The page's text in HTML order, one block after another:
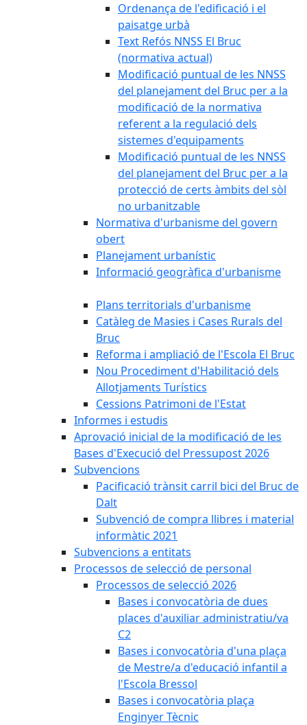
Ordenança de l'edificació i el
paisatge urbà
Text Refós NNSS El Bruc
(normativa actual)
Modificació puntual de les NNSS
del planejament del Bruc per a la
modificació de la normativa
referent a la regulació dels
sistemes d'equipaments
Modificació puntual de les NNSS
del planejament del Bruc per a la
protecció de certs àmbits del sòl
no urbanitzable
Normativa d'urbanisme del govern
obert
Planejament urbanístic
Informació geogràfica d'urbanisme
Plans territorials d'urbanisme
Catàleg de Masies i Cases Rurals del
Bruc
Reforma i ampliació de l'Escola El Bruc
Nou Procediment d'Habilitació dels
Allotjaments Turístics
Cessions Patrimoni de l'Estat
Informes i estudis
Aprovació inicial de la modificació de les
Bases d'Execució del Pressupost 2026
Subvencions
Pacificació trànsit carril bici del Bruc de
Dalt
Subvenció de compra llibres i material
informàtic 2021
Subvencions a entitats
Processos de selecció de personal
Processos de selecció 2026
Bases i convocatòria de dues
places d'auxiliar administratiu/va
C2
Bases i convocatòria d'una plaça
de Mestre/a d'educació infantil a
l'Escola Bressol
Bases i convocatòria plaça
Enginyer Tècnic